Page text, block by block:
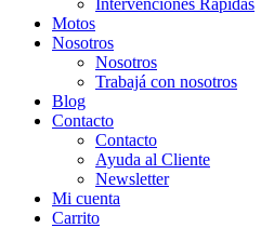
Intervenciones Rápidas
Motos
Nosotros
Nosotros
Trabajá con nosotros
Blog
Contacto
Contacto
Ayuda al Cliente
Newsletter
Mi cuenta
Carrito